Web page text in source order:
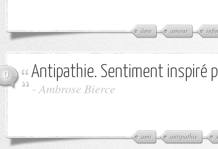
âme amour
0 Antipathie. Sentiment inspiré
-Ambrose Bierce
ami antipathie